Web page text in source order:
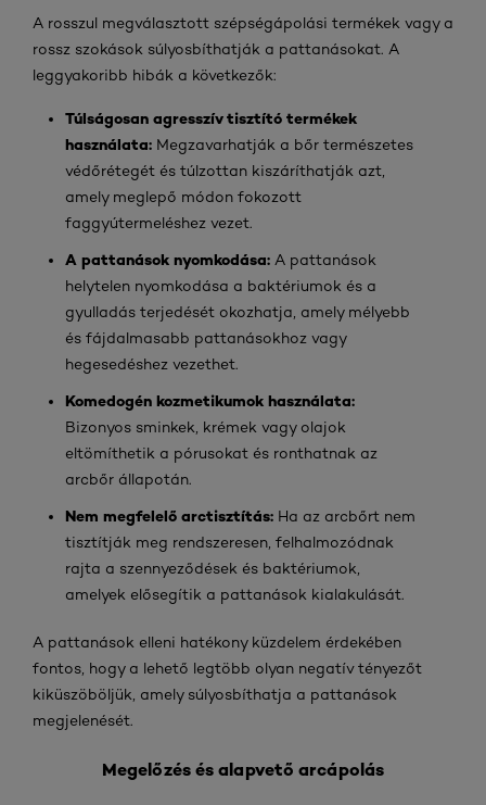
A rosszul megválasztott szépségápolási termékek vagy a
rossz szokások súlyosbíthatják a pattanásokat. A
leggyakoribb hibák a következők:
Túlságosan agresszív tisztító termékek
használata: Megzavarhatják a bőr természetes
védőrétegét és túlzottan kiszáríthatják azt,
amely meglepő módon fokozott
faggyútermeléshez vezet.
A pattanások nyomkodása: A pattanások
helytelen nyomkodása a baktériumok és a
gyulladás terjedését okozhatja, amely mélyebb
és fájdalmasabb pattanásokhoz vagy
hegesedéshez vezethet.
Komedogén kozmetikumok használata:
Bizonyos sminkek, krémek vagy olajok
eltömíthetik a pórusokat és ronthatnak az
arcbőr állapotán.
Nem megfelelő arctisztítás: Ha az arcbőrt nem
tisztítják meg rendszeresen, felhalmozódnak
rajta a szennyeződések és baktériumok,
amelyek elősegítik a pattanások kialakulását.
A pattanások elleni hatékony küzdelem érdekében
fontos, hogy a lehető legtöbb olyan negatív tényezőt
kiküszöböljük, amely súlyosbíthatja a pattanások
megjelenését.
Megelőzés és alapvető arcápolás